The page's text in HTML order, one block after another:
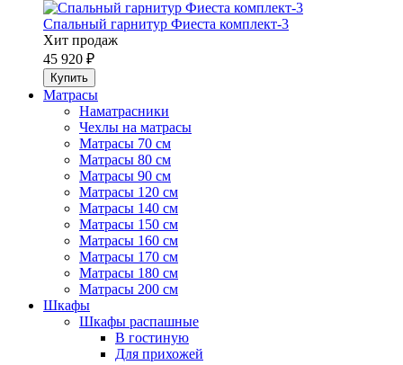
Спальный гарнитур Фиеста комплект-3
Хит продаж
45 920 ₽
Матрасы
Наматрасники
Чехлы на матрасы
Матрасы 70 см
Матрасы 80 см
Матрасы 90 см
Матрасы 120 см
Матрасы 140 см
Матрасы 150 см
Матрасы 160 см
Матрасы 170 см
Матрасы 180 см
Матрасы 200 см
Шкафы
Шкафы распашные
В гостиную
Для прихожей